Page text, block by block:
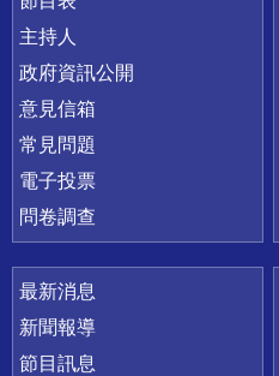
主持人
政府資訊公開
意見信箱
常見問題
電子投票
問卷調查
最新消息
新聞報導
節目訊息